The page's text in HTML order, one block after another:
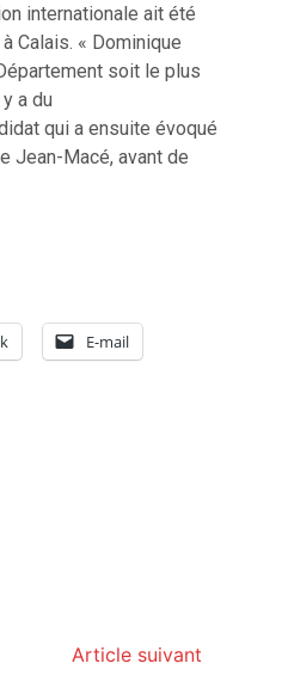
internationale ait été
Calais. « Dominique
soit le plus
a du
qui a ensuite évoqué
Jean-Macé, avant de
E-mail
Article suivant